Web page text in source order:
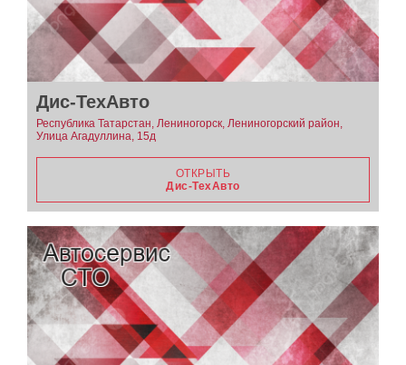
Дис-ТехАвто
Республика Татарстан, Лениногорск, Лениногорский район,
Улица Агадуллина, 15д
ОТКРЫТЬ
Дис-ТехАвто